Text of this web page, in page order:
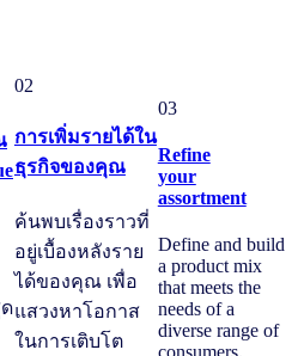
02
การเพิ่มรายได้ใน
ธุรกิจของคุณ
ค้นพบเรื่องราวที่
อยู่เบื้องหลังราย
ได้ของคุณ เพื่อ
แสวงหาโอกาส
ในการเติบโต
03
Refine
your
assortment
Define and build
a product mix
that meets the
needs of a
diverse range of